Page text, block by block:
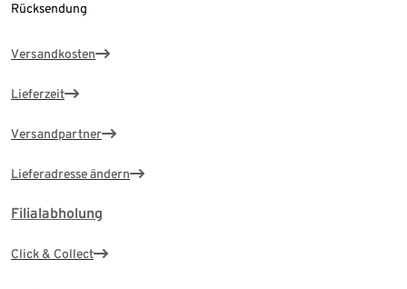
Rücksendung
Versandkosten
Lieferzeit
Versandpartner
Lieferadresse ändern
Filialabholung
Click & Collect